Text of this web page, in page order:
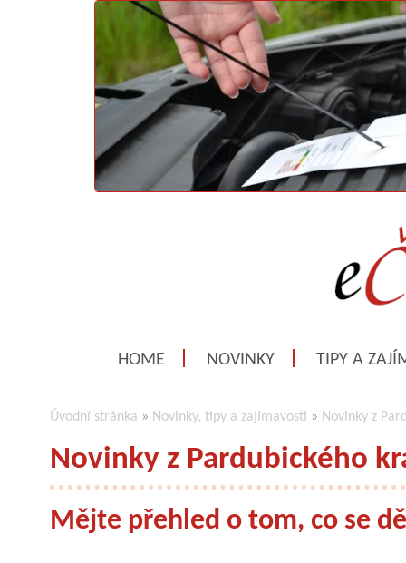
HOME NOVINKY TIPY A
Úvodní stránka » Novinky, tipy a zajímavosti » Novinky z
Novinky z Pardubického
Mějte přehled o tom, co se